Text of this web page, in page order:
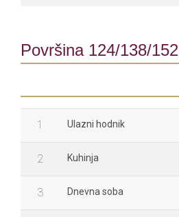
Površina 124/138/152
1 Ulazni hodnik
2 Kuhinja
3 Dnevna soba